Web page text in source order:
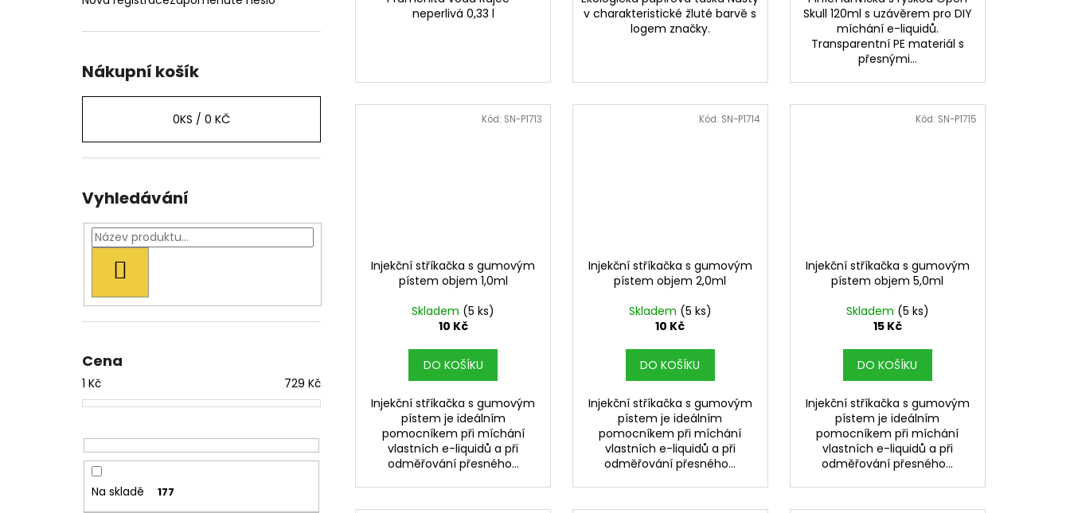
Nákupní košík
0KS / 0 KČ
Vyhledávání
Cena
1 Kč 729 Kč
Na skladě 177
neperlivá 0,33 l
v charakteristické žluté barvě s
logem značky.
Skull 120ml s uzávěrem pro DIY
míchání e-liquidů.
Transparentní PE materiál s
přesnými...
Injekční stříkačka s gumovým
pístem objem 1,0ml
Skladem (5 ks)
10 Kč
DO KOŠÍKU
Injekční stříkačka s gumovým
pístem je ideálním
pomocníkem při míchání
vlastních e-liquidů a při
odměřování přesného...
Kód: SN-P1713
Injekční stříkačka s gumovým
pístem objem 2,0ml
Skladem (5 ks)
10 Kč
DO KOŠÍKU
Injekční stříkačka s gumovým
pístem je ideálním
pomocníkem při míchání
vlastních e-liquidů a při
odměřování přesného...
Kód: SN-P1714
Injekční stříkačka s gumovým
pístem objem 5,0ml
Skladem (5 ks)
15 Kč
DO KOŠÍKU
Injekční stříkačka s gumovým
pístem je ideálním
pomocníkem při míchání
vlastních e-liquidů a při
odměřování přesného...
Kód: SN-P1715